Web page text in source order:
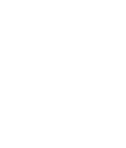
(1750-1780)
(1800-1830)